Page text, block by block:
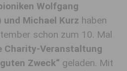
Wolfgang
und Michael Kurz haben
schon zum 10. Mal
Charity-Veranstaltung
Zweck“ geladen. Mit